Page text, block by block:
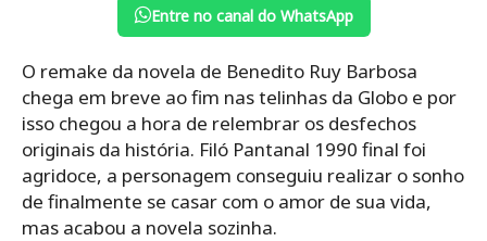
Entre no canal do WhatsApp
O remake da novela de Benedito Ruy Barbosa
chega em breve ao fim nas telinhas da Globo e por
isso chegou a hora de relembrar os desfechos
originais da história. Filó Pantanal 1990 final foi
agridoce, a personagem conseguiu realizar o sonho
de finalmente se casar com o amor de sua vida,
mas acabou a novela sozinha.